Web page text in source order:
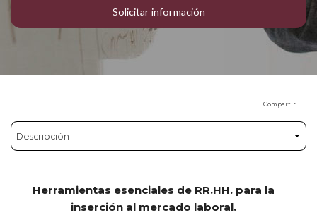
Solicitar información
Compartir
Herramientas esenciales de RR.HH. para la
inserción al mercado laboral.